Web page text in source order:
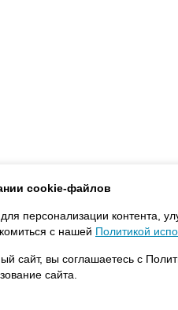
cookie-файлов
персонализации контента,
с нашей Политикой
сайт, вы соглашаетесь с
сайта.